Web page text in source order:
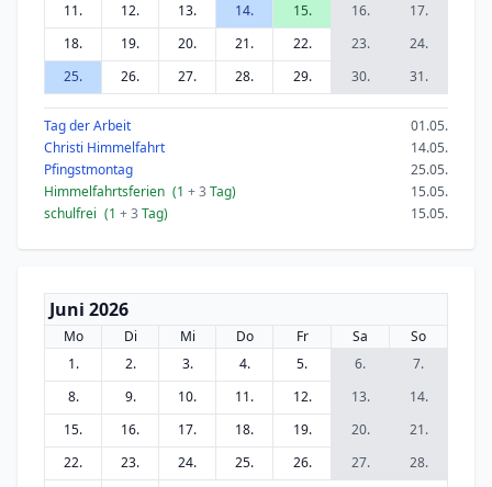
11.
12. 13. 14. 15. 16.
17.
18.
19. 20. 21. 22. 23.
24.
25.
26. 27. 28. 29. 30. 31.
Tag der Arbeit
01.05.
Christi Himmelfahrt
14.05.
Pfingstmontag
25.05.
Himmelfahrtsferien (1 + 3 Tag)
15.05.
schulfrei (1 + 3 Tag) 15.05.
Juni 2026
Mo Di Mi Do Fr Sa
So
1.
2. 3. 4. 5. 6.
7.
8.
9. 10. 11. 12. 13.
14.
15.
16. 17. 18. 19. 20.
21.
22.
23. 24. 25. 26. 27.
28.